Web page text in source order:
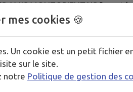
AMIS MONTORIENTAIS feront
trouvent en pièces jointes
mes cookies 🍪
Un cookie est un petit fichier
sur le site.
notre Politique de gestion des